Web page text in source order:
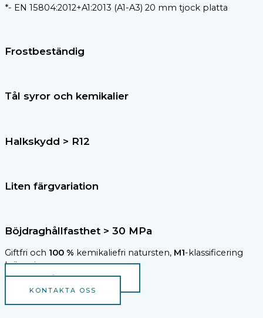
*- EN 15804:2012+A1:2013 (A1-A3) 20 mm tjock platta
Frostbeständig
Tål syror och kemikalier
Halkskydd > R12
Liten färgvariation
Böjdraghållfasthet > 30 MPa
Giftfri och 100 % kemikaliefri natursten, M1-klassificering
krävs ej.
BESTÄLL PROVSTEN
KONTAKTA OSS